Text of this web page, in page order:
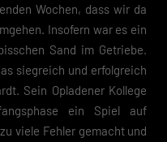
Wochen, dass wir da
Insofern war es ein
Sand im Getriebe.
siegreich und erfolgreich
Sein Opladener Kollege
ein Spiel auf
viele Fehler gemacht und